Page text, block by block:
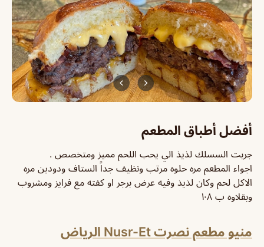
أفضل أطباق المطعم
جربت السسلك لذيذ الي يحب اللحم مميز ومتخصص .
اجواء المطعم مره حلوه مرتب ونظيف جداً الستاف ودودين مره
الاكل لحم وكان لذيذ وفيه عرض برجر او كفته مع فرايز ومشروب
وبقلاوه ب ١٠٨
منيو مطعم نصرت Nusr-Et الرياض